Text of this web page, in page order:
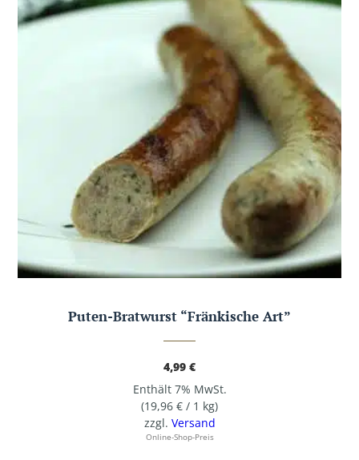
Puten-Bratwurst “Fränkische Art”
4,99 €
Enthält 7% MwSt.
(19,96 € / 1 kg)
zzgl. Versand
Online-Shop-Preis